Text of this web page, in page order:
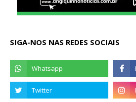
SIGA-NOS NAS REDES SOCIAIS